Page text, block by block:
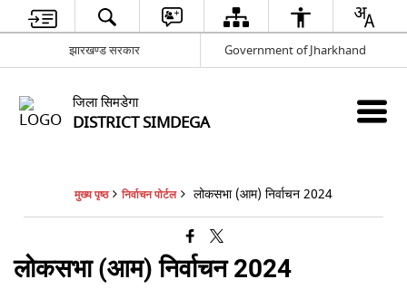
झारखण्ड सरकार Government of Jharkhand
जिला सिमडेगा
DISTRICT SIMDEGA
मुख्य पृष्ठ निर्वाचन पोर्टल लोकसभा (आम) निर्वाचन 2024
लोकसभा (आम) निर्वाचन 2024